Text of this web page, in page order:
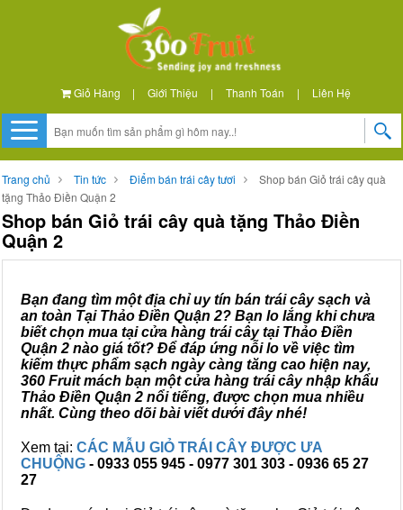
Giỏ Hàng | Giới Thiệu | Thanh Toán | Liên Hệ
Trang chủ Tin tức Điểm bán trái cây tươi
Shop bán Giỏ trái cây quà
tặng Thảo Điền Quận 2
Shop bán Giỏ trái cây quà tặng Thảo Điền
Quận 2
Bạn đang tìm một địa chỉ uy tín bán trái cây sạch và
an toàn Tại Thảo Điền Quận 2? Bạn lo lắng khi chưa
biết chọn mua tại cửa hàng trái cây tại Thảo Điền
Quận 2 nào giá tốt? Để đáp ứng nỗi lo về việc tìm
kiếm thực phẩm sạch ngày càng tăng cao hiện nay,
360 Fruit mách bạn một cửa hàng trái cây nhập khẩu
Thảo Điền Quận 2 nổi tiếng, được chọn mua nhiều
nhất. Cùng theo dõi bài viết dưới đây nhé!
Xem tại: CÁC MẪU GIỎ TRÁI CÂY ĐƯỢC ƯA
CHUỘNG - 0933 055 945 - 0977 301 303 - 0936 65 27
27